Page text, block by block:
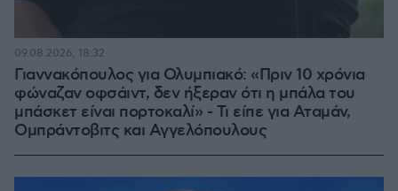
Γιαννακόπουλος για Ολυμπιακό: «Πριν 10 χρόνια
φώναζαν οφσάιντ, δεν ήξεραν ότι η μπάλα του
μπάσκετ είναι πορτοκαλί» - Τι είπε για Αταμάν,
Ομπράντοβιτς και Αγγελόπουλους
09.08.2026, 18:32